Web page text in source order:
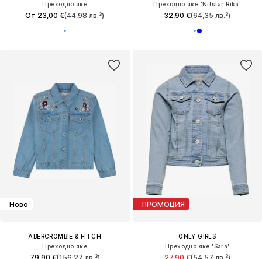
Преходно яке
От 23,00 €(44,98 лв.³)
Преходно яке 'Nitstar Rika'
32,90 €(64,35 лв.³)
Ново
ABERCROMBIE & FITCH
Преходно яке
ПРОМОЦИЯ
ONLY GIRLS
Преходно яке 'Sara'